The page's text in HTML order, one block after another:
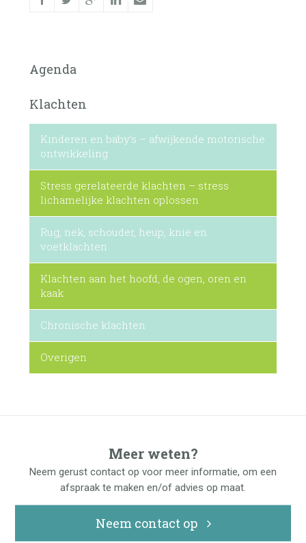
Agenda
Klachten
Kinderen en baby’s – afwijkende motorische
ontwikkeling
Stress gerelateerde klachten – stress
lichamelijke klachten oplossen
Rug, nek, schouder, heup, knie en
voetklachten
Klachten aan het hoofd, de ogen, oren en
kaak
Chronische klachten
Overigen
Meer weten?
Neem gerust contact op voor meer informatie, om een
afspraak te maken en/of advies op maat.
Neem contact op